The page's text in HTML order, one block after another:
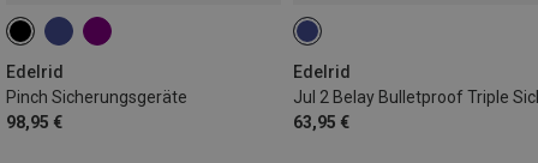
Edelrid
Pinch Sicherungsgeräte
98,95 €
Edelrid
63,95 €